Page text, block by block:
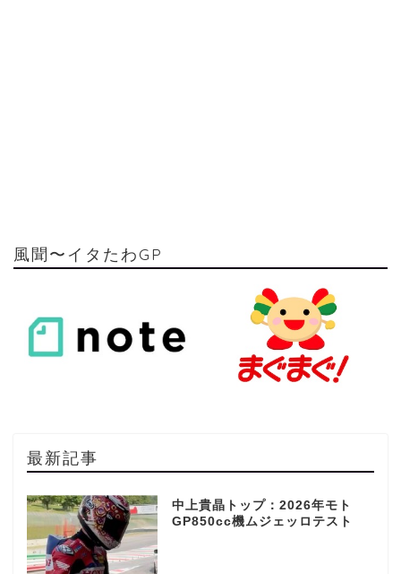
風聞〜イタたわGP
最新記事
中上貴晶トップ：2026年モト
GP850cc機ムジェッロテスト